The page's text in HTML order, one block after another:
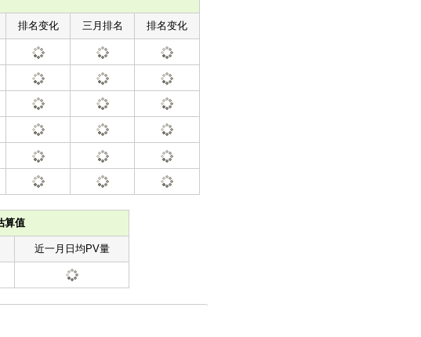
排名变化 三月排名 排名变化
算值
近一月日均PV量